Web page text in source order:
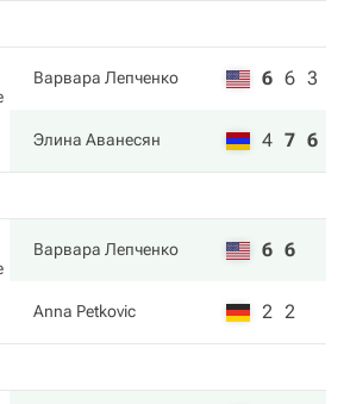
Варвара Лепченко 6 6 3
Элина Аванесян 4 7 6
Варвара Лепченко 6 6
Anna Petkovic 2 2